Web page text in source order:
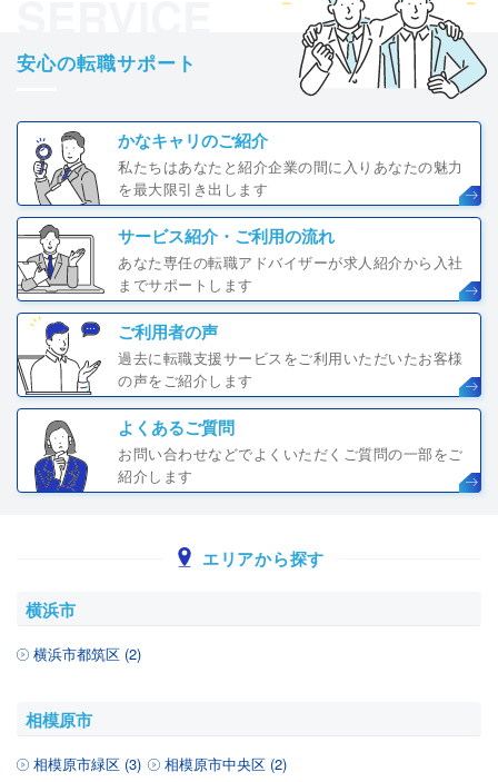
安心の転職サポート
かなキャリのご紹介
私たちはあなたと紹介企業の間に入りあなたの魅力
を最大限引き出します
サービス紹介・ご利用の流れ
あなた専任の転職アドバイザーが求人紹介から入社
までサポートします
ご利用者の声
過去に転職支援サービスをご利用いただいたお客様
の声をご紹介します
よくあるご質問
お問い合わせなどでよくいただくご質問の一部をご
紹介します
エリアから探す
横浜市
横浜市都筑区 (2)
相模原市
相模原市緑区 (3) 相模原市中央区 (2)